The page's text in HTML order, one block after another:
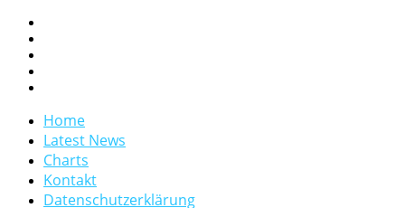
Home
Latest News
Charts
Kontakt
Datenschutzerklärung